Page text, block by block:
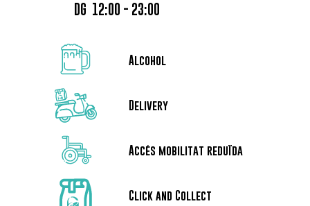
DG 12:00 - 23:00
Alcohol
Delivery
Accés mobilitat reduïda
Click and Collect